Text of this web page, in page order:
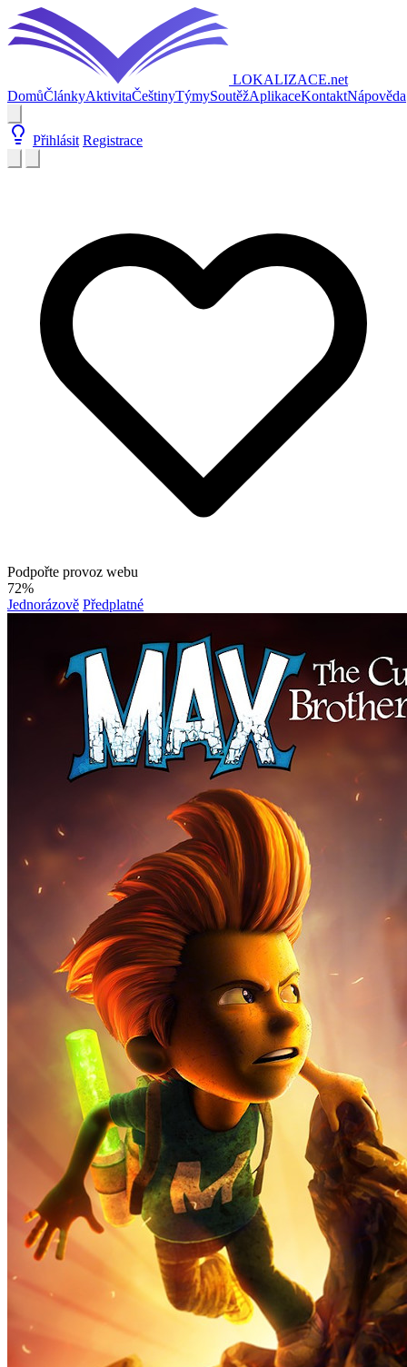
LOKALIZACE.net
DomůČlánkyAktivitaČeštinyTýmySoutěžAplikaceKontaktNápověda
Přihlásit Registrace
Podpořte provoz webu
72%
Jednorázově Předplatné